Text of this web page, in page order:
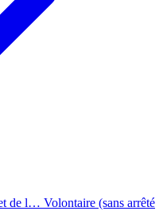
de l… Volontaire (sans arrêté